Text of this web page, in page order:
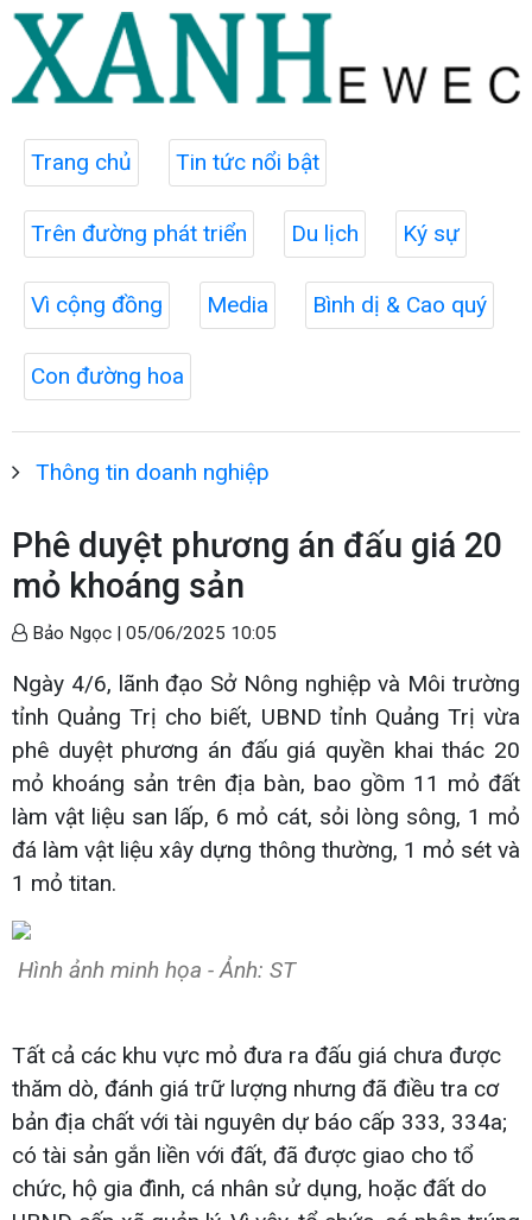
Trang chủ Tin tức nổi bật
Trên đường phát triển Du lịch Ký sự
Vì cộng đồng Media Bình dị & Cao quý
Con đường hoa
Thông tin doanh nghiệp
Phê duyệt phương án đấu giá 20
mỏ khoáng sản
Bảo Ngọc | 05/06/2025 10:05
Ngày 4/6, lãnh đạo Sở Nông nghiệp và Môi trường
tỉnh Quảng Trị cho biết, UBND tỉnh Quảng Trị vừa
phê duyệt phương án đấu giá quyền khai thác 20
mỏ khoáng sản trên địa bàn, bao gồm 11 mỏ đất
làm vật liệu san lấp, 6 mỏ cát, sỏi lòng sông, 1 mỏ
đá làm vật liệu xây dựng thông thường, 1 mỏ sét và
1 mỏ titan.
Hình ảnh minh họa - Ảnh: ST
Tất cả các khu vực mỏ đưa ra đấu giá chưa được
thăm dò, đánh giá trữ lượng nhưng đã điều tra cơ
bản địa chất với tài nguyên dự báo cấp 333, 334a;
có tài sản gắn liền với đất, đã được giao cho tổ
chức, hộ gia đình, cá nhân sử dụng, hoặc đất do